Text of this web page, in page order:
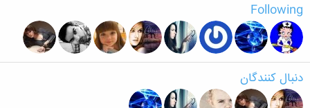
Following
دنبال کنندگان